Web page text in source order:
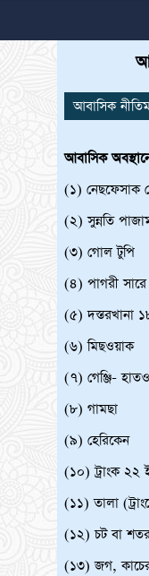
আবাসিক
আবাসিক
(১) নেছফেসাক
(২) সুন্নতি
(৩) গোল টুপি
(৪) পাগরী
(৫) দস্তরখানা
(৬) মিছওয়াক
(৭) গেঞ্জি-
(৮) গামছা
(৯) হেরিকেন
(১০) ট্রাংক ২২
(১১) তালা
(১২) চট বা
(১৩) জগ,